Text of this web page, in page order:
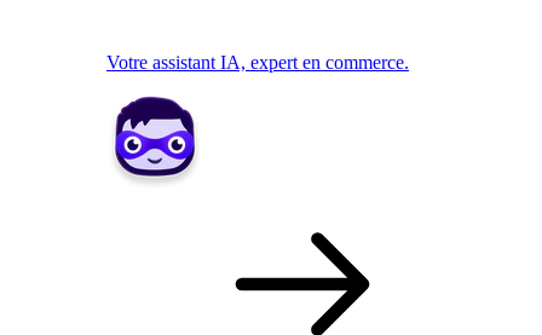
Votre assistant IA, expert en commerce.